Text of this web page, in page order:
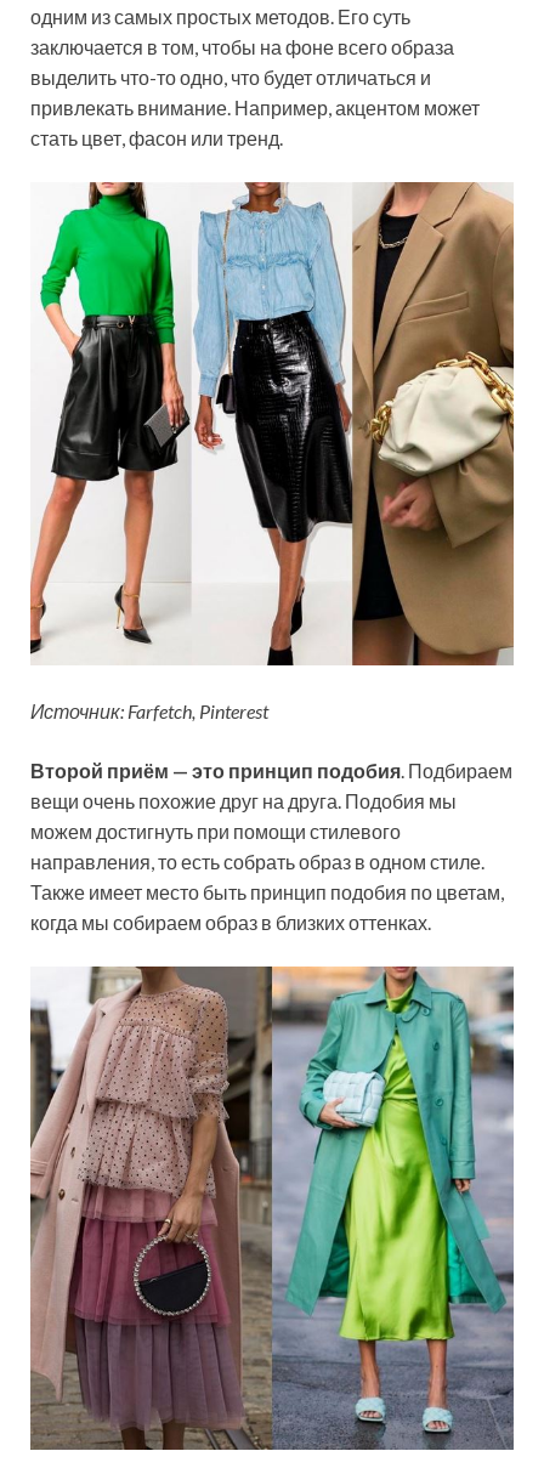
одним из самых простых методов. Его суть
заключается в том, чтобы на фоне всего образа
выделить что-то одно, что будет отличаться и
привлекать внимание. Например, акцентом может
стать цвет, фасон или тренд.
Источник: Farfetch, Pinterest
Второй приём — это принцип подобия. Подбираем
вещи очень похожие друг на друга. Подобия мы
можем достигнуть при помощи стилевого
направления, то есть собрать образ в одном стиле.
Также имеет место быть принцип подобия по цветам,
когда мы собираем образ в близких оттенках.